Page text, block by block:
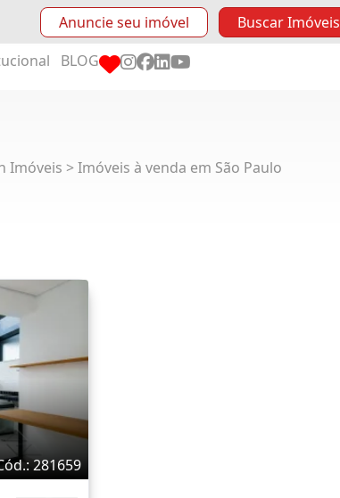
Anuncie seu imóvel Buscar Imóveis
BLOG
Imóveis > Imóveis à venda em São Paulo
281659